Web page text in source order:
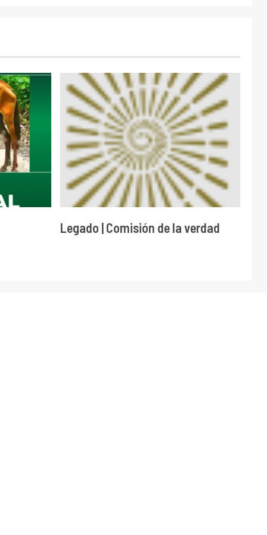
Legado | Comisión de la verdad